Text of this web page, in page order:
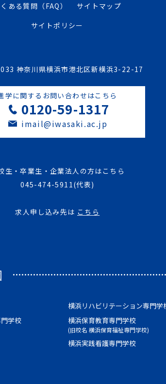
ある質問（FAQ）
サイトマップ
サイトポリシー
神奈川県横浜市港北区新横浜3-22-17
学に関するお問い合わせはこちら
0120-59-1317
imail@iwasaki.ac.jp
生・卒業生・企業法人の方はこちら
045-474-5911(代表)
求人申し込み先は こちら
学校
横浜リハビリテーション専門学
横浜保育教育専門学校
(旧校名 横浜保育福祉専門学校)
横浜実践看護専門学校